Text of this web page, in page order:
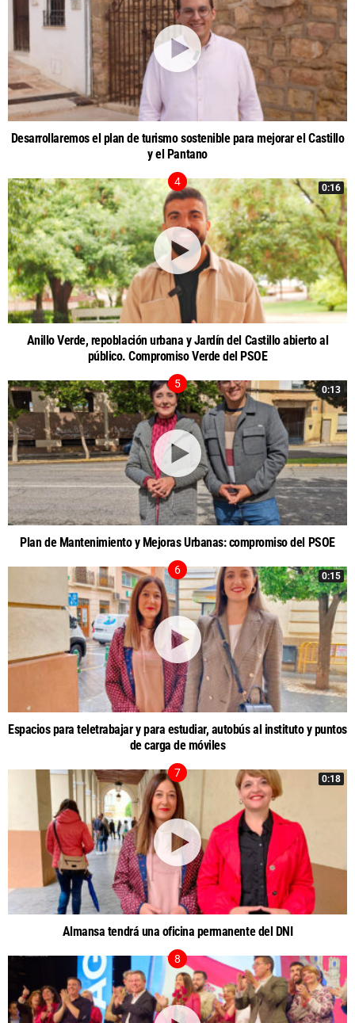
Desarrollaremos el plan de turismo sostenible para mejorar el Castillo
y el Pantano
0:16
Anillo Verde, repoblación urbana y Jardín del Castillo abierto al
público. Compromiso Verde del PSOE
0:13
Plan de Mantenimiento y Mejoras Urbanas: compromiso del PSOE
0:15
Espacios para teletrabajar y para estudiar, autobús al instituto y puntos
de carga de móviles
0:18
Almansa tendrá una oficina permanente del DNI